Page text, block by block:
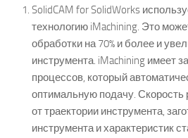
SolidCAM for SolidWorks
технологию iMachining. Это
обработки на 70% и более и
инструмента. iMachining имеет
процессов, который
оптимальную подачу. Скорость
от траектории инструмента,
инструмента и характеристик